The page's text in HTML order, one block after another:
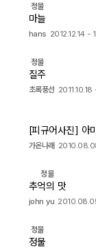
장터
가입인사
출사 정보
출사 소식
출사 포인트
출사 여행기
정물
마늘
hans 2012.12.14 -
정물
질주
초록풍선
[피규어사진] 아
가온나래
정물
추억의 맛
john yu
정물
정물